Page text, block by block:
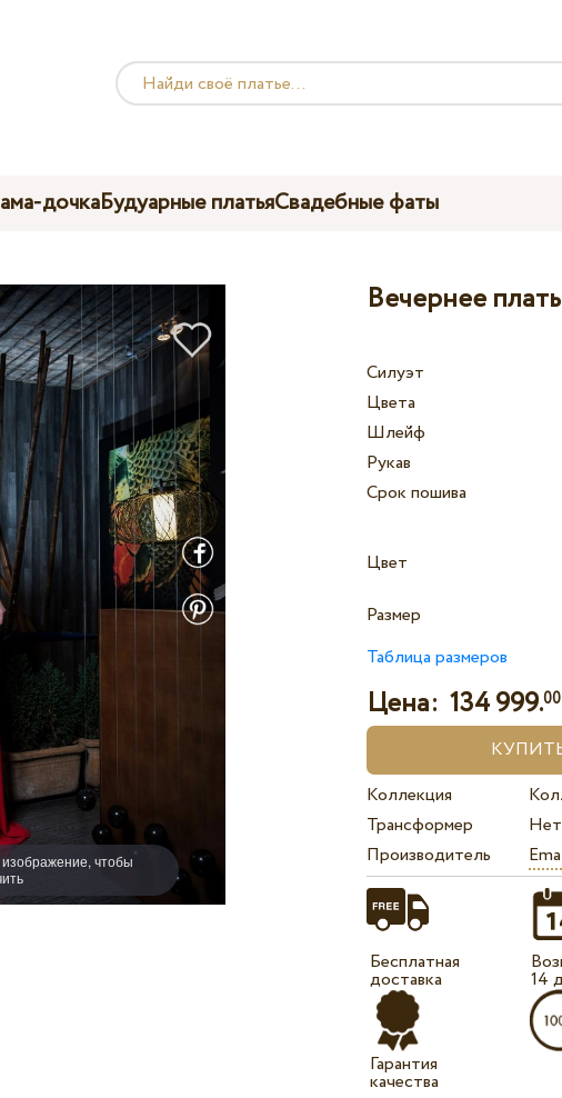
дочкаБудуарные платьяСвадебные фаты
чтобы
Вечернее
Силуэт
Цвета
Шлейф
Рукав
Срок пошива
Цвет
Размер
Таблица размеров
Цена:134 999.00
Коллекция
Трансформер
Нет
Производитель
Бесплатная
доставка
Гарантия
качества
14